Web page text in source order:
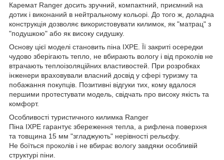
Каремат Ranger досить зручний, компактний, приємний на
дотик і виконаний в нейтральному кольорі. До того ж, доладна
конструкція дозволяє використовувати килимок, як "матрац" з
"подушкою" або як високу сидушку.
Основу цієї моделі становить піна IXPE. Її закриті осередки
чудово зберігають тепло, не вбирають вологу і від проколів не
втрачають теплоізоляційних властивостей. При розробках
інженери враховували власний досвід у сфері туризму та
побажання покупців. Позитивні відгуки тих, кому вдалося
першими протестувати модель, свідчать про високу якість та
комфорт.
Особливості туристичного килимка Ranger
Піна IXPE гарантує збереження тепла, а рифлена поверхня
та товщина 15 мм "згладжують" нерівності рельєфу.
Не боїться проколів і не вбирає вологу завдяки особливій
структурі піни.